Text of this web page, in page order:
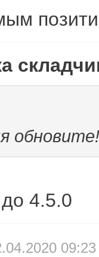
обновите!
4.5.0
09:23